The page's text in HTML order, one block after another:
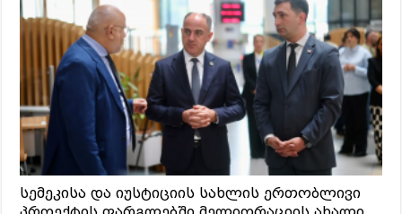
სემეკისა და იუსტიციის სახლის ერთობლივი